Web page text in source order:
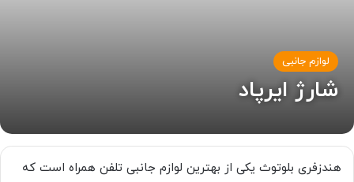
لوازم جانبی
شارژ ایرپاد
هندزفری بلوتوث یکی از بهترین لوازم جانبی تلفن همراه است که